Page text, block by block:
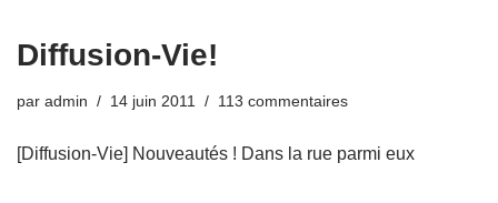
par admin 14 juin 2011 113 commentaires
[Diffusion-Vie] Nouveautés !‏ Dans la rue parmi eux